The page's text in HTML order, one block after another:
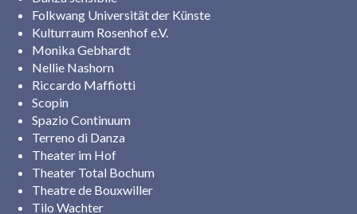
Folkwang Universität der Künste
Kulturraum Rosenhof e.V.
Monika Gebhardt
Nellie Nashorn
Riccardo Maffiotti
Scopin
Spazio Continuum
Terreno di Danza
Theater im Hof
Theater Total Bochum
Theatre de Bouxwiller
Tilo Wachter